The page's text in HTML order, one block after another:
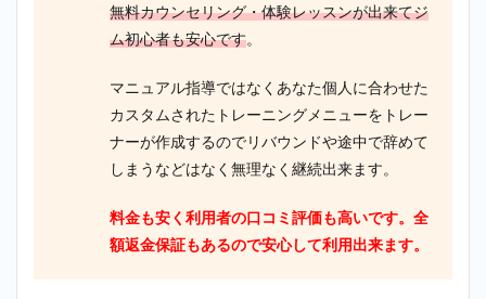
無料カウンセリング・体験レッスンが出来てジ
ム初心者も安心です。
マニュアル指導ではなくあなた個人に合わせた
カスタムされたトレーニングメニューをトレー
ナーが作成するのでリバウンドや途中で辞めて
しまうなどはなく無理なく継続出来ます。
料金も安く利用者の口コミ評価も高いです。全
額返金保証もあるので安心して利用出来ます。